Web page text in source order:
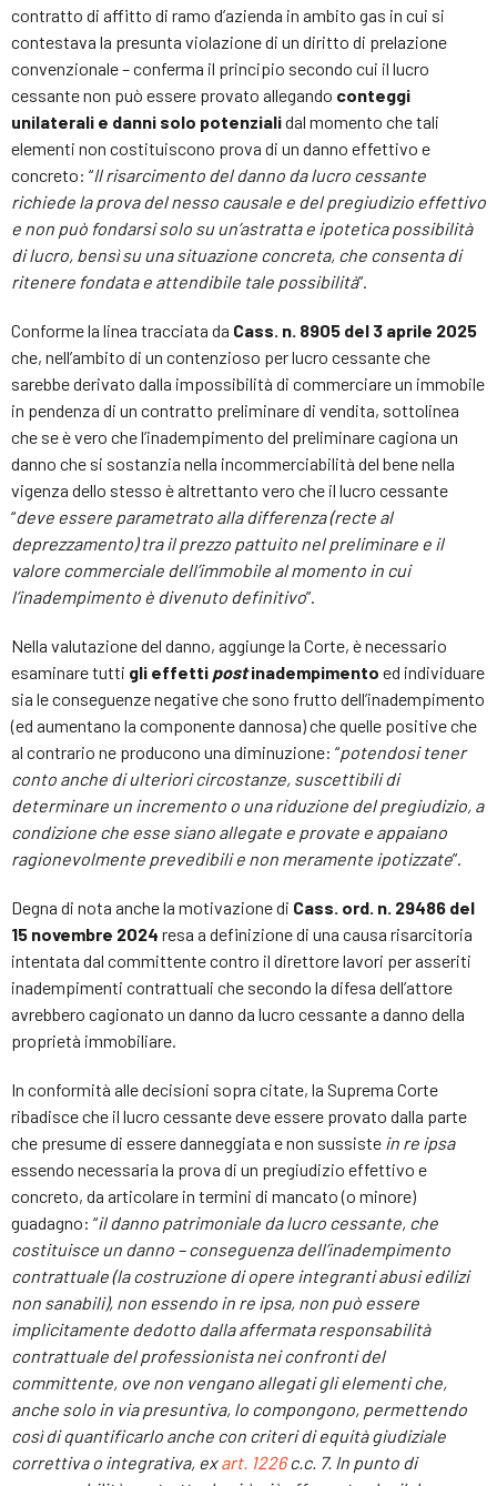
contratto di affitto di ramo d’azienda in ambito gas in cui si
contestava la presunta violazione di un diritto di prelazione
convenzionale – conferma il principio secondo cui il lucro
cessante non può essere provato allegando conteggi
unilaterali e danni solo potenzialidal momento che tali
elementi non costituiscono prova di un danno effettivo e
concreto: “Il risarcimento del danno da lucro cessante
richiede la prova del nesso causale e del pregiudizio effettivo
e non può fondarsi solo su un’astratta e ipotetica possibilità
di lucro, bensì su una situazione concreta, che consenta di
ritenere fondata e attendibile tale possibilità”.
Conforme la linea tracciata da Cass. n. 8905 del 3 aprile 2025
che, nell’ambito di un contenzioso per lucro cessante che
sarebbe derivato dalla impossibilità di commerciare un immobile
in pendenza di un contratto preliminare di vendita, sottolinea
che se è vero che l’inadempimento del preliminare cagiona un
danno che si sostanzia nella incommerciabilità del bene nella
vigenza dello stesso è altrettanto vero che il lucro cessante
“deve essere parametrato alla differenza (recte al
deprezzamento) tra il prezzo pattuito nel preliminare e il
valore commerciale dell’immobile al momento in cui
l’inadempimento è divenuto definitivo”.
Nella valutazione del danno, aggiunge la Corte, è necessario
esaminare tutti gli effetti postinadempimento ed individuare
sia le conseguenze negative che sono frutto dell’inadempimento
(ed aumentano la componente dannosa) che quelle positive che
al contrario ne producono una diminuzione: “potendosi tener
conto anche di ulteriori circostanze, suscettibili di
determinare un incremento o una riduzione del pregiudizio, a
condizione che esse siano allegate e provate e appaiano
ragionevolmente prevedibili e non meramente ipotizzate”.
Degna di nota anche la motivazione di Cass. ord. n. 29486 del
15 novembre 2024 resa a definizione di una causa risarcitoria
intentata dal committente contro il direttore lavori per asseriti
inadempimenti contrattuali che secondo la difesa dell’attore
avrebbero cagionato un danno da lucro cessante a danno della
proprietà immobiliare.
In conformità alle decisioni sopra citate, la Suprema Corte
ribadisce che il lucro cessante deve essere provato dalla parte
che presume di essere danneggiata e non sussiste in re ipsa
essendo necessaria la prova di un pregiudizio effettivo e
concreto, da articolare in termini di mancato (o minore)
guadagno: “il danno patrimoniale da lucro cessante, che
costituisce un danno – conseguenza dell’inadempimento
contrattuale (la costruzione di opere integranti abusi edilizi
non sanabili), non essendo in re ipsa, non può essere
implicitamente dedotto dalla affermata responsabilità
contrattuale del professionista nei confronti del
committente, ove non vengano allegati gli elementi che,
anche solo in via presuntiva, lo compongono, permettendo
così di quantificarlo anche con criteri di equità giudiziale
correttiva o integrativa, exart. 1226c.c. 7. In punto di